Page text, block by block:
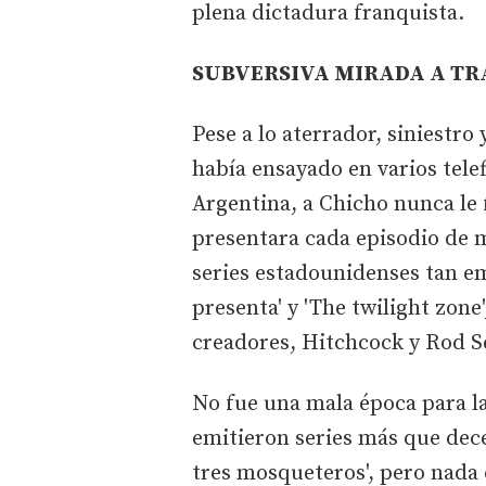
plena dictadura franquista.
SUBVERSIVA MIRADA A
Pese a lo aterrador,
había ensayado en varios
Argentina, a Chicho nunca
presentara cada episodio de
series estadounidenses tan
presenta' y 'The twilight
creadores, Hitchcock y Rod
No fue una mala época para
emitieron series más que
tres mosqueteros', pero